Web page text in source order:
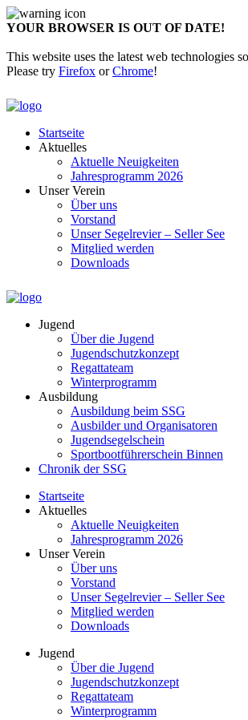
YOUR BROWSER IS OUT OF DATE!
This website uses the latest web technologies
Please try Firefox orChrome!
Startseite
Aktuelles
Aktuelle Neuigkeiten
Jahresprogramm 2026
Unser Verein
Über uns
Vorstand
Unser Segelrevier – Seller See
Mitglied werden
Downloads
Jugend
Über die Jugend
Jugendschutzkonzept
Regattateam
Winterprogramm
Ausbildung
Ausbildung beim SSG
Ausbilder und Organisatoren
Jugendsegelschein
Sportbootführerschein Binnen
Chronik der SSG
Startseite
Aktuelles
Aktuelle Neuigkeiten
Jahresprogramm 2026
Unser Verein
Über uns
Vorstand
Unser Segelrevier – Seller See
Mitglied werden
Downloads
Jugend
Über die Jugend
Jugendschutzkonzept
Regattateam
Winterprogramm